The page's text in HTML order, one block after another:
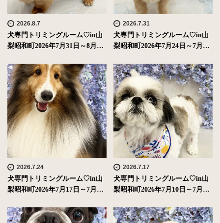
2026.8.7
犬専門トリミングルーム♡in山
梨昭和町2026年7月31日～8月…
2026.7.31
犬専門トリミングルーム♡in山
梨昭和町2026年7月24日～7月…
2026.7.24
犬専門トリミングルーム♡in山
梨昭和町2026年7月17日～7月…
2026.7.17
犬専門トリミングルーム♡in山
梨昭和町2026年7月10日～7月…